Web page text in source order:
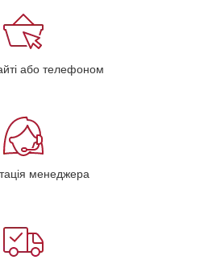
або телефоном
менеджера